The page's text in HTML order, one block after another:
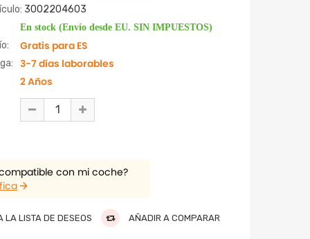
3002204603
En stock (Envío desde EU. SIN IMPUESTOS)
Gratis para ES
3-7 días laborables
2 Años
compatible con mi coche?
LA LISTA DE DESEOS AÑADIR A COMPARAR